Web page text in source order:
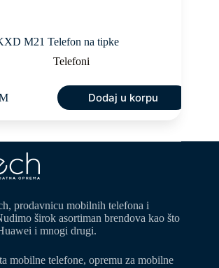
M21 Telefon na tipke
Telefoni
Dodaj u korpu
prodavnicu mobilnih telefona i
širok asortiman brendova kao što
i mnogi drugi.
mobilne telefone, opremu za mobilne